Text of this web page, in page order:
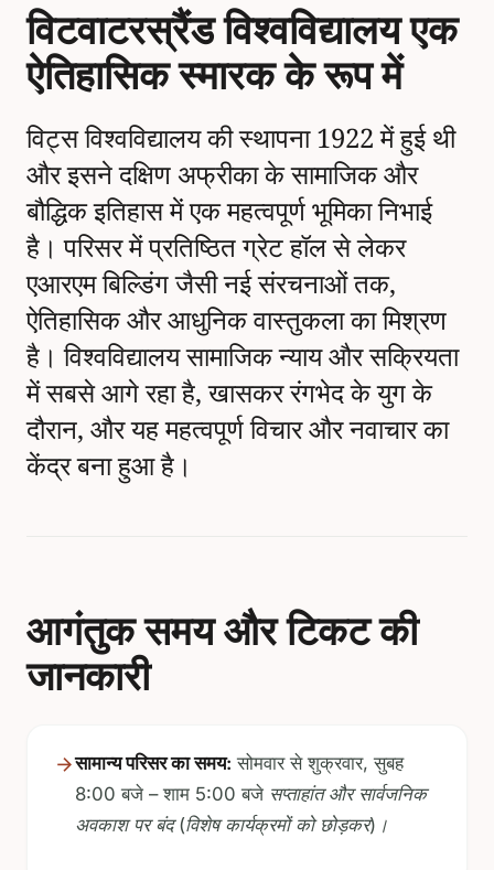
विटवाटरस्रैंड विश्वविद्यालय एक
ऐतिहासिक स्मारक के रूप में
विट्स विश्वविद्यालय की स्थापना 1922 में हुई थी
और इसने दक्षिण अफ्रीका के सामाजिक और
बौद्धिक इतिहास में एक महत्वपूर्ण भूमिका निभाई
है। परिसर में प्रतिष्ठित ग्रेट हॉल से लेकर
एआरएम बिल्डिंग जैसी नई संरचनाओं तक,
ऐतिहासिक और आधुनिक वास्तुकला का मिश्रण
है। विश्वविद्यालय सामाजिक न्याय और सक्रियता
में सबसे आगे रहा है, खासकर रंगभेद के युग के
दौरान, और यह महत्वपूर्ण विचार और नवाचार का
केंद्र बना हुआ है।
आगंतुक समय और टिकट की
जानकारी
सामान्य परिसर का समय: सोमवार से शुक्रवार, सुबह
8:00 बजे – शाम 5:00 बजे सप्ताहांत और सार्वजनिक
अवकाश पर बंद (विशेष कार्यक्रमों को छोड़कर)।